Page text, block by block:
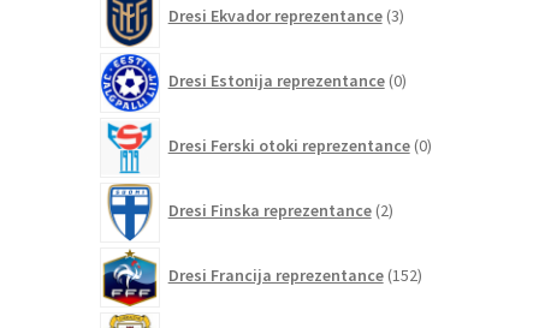
Dresi Ekvador reprezentance 3izdelki
Dresi Estonija reprezentance 0izdelkov
Dresi Ferski otoki reprezentance 0izdelkov
Dresi Finska reprezentance 2izdelka
Dresi Francija reprezentance 152izdelkov